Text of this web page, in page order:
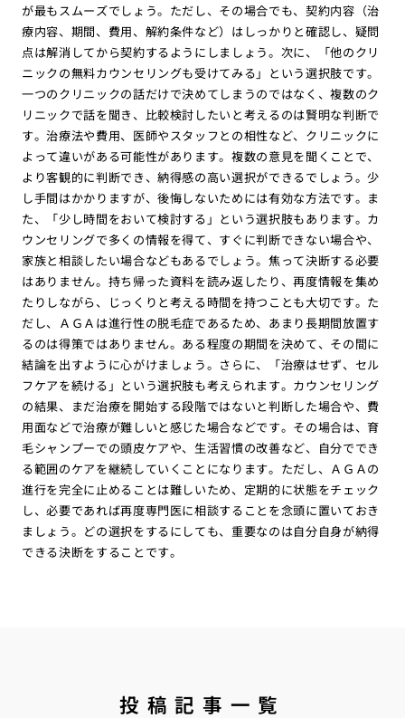
が最もスムーズでしょう。ただし、その場合でも、契約内容（治
療内容、期間、費用、解約条件など）はしっかりと確認し、疑問
点は解消してから契約するようにしましょう。次に、「他のクリ
ニックの無料カウンセリングも受けてみる」という選択肢です。
一つのクリニックの話だけで決めてしまうのではなく、複数のク
リニックで話を聞き、比較検討したいと考えるのは賢明な判断で
す。治療法や費用、医師やスタッフとの相性など、クリニックに
よって違いがある可能性があります。複数の意見を聞くことで、
より客観的に判断でき、納得感の高い選択ができるでしょう。少
し手間はかかりますが、後悔しないためには有効な方法です。ま
た、「少し時間をおいて検討する」という選択肢もあります。カ
ウンセリングで多くの情報を得て、すぐに判断できない場合や、
家族と相談したい場合などもあるでしょう。焦って決断する必要
はありません。持ち帰った資料を読み返したり、再度情報を集め
たりしながら、じっくりと考える時間を持つことも大切です。た
だし、ＡＧＡは進行性の脱毛症であるため、あまり長期間放置す
るのは得策ではありません。ある程度の期間を決めて、その間に
結論を出すように心がけましょう。さらに、「治療はせず、セル
フケアを続ける」という選択肢も考えられます。カウンセリング
の結果、まだ治療を開始する段階ではないと判断した場合や、費
用面などで治療が難しいと感じた場合などです。その場合は、育
毛シャンプーでの頭皮ケアや、生活習慣の改善など、自分ででき
る範囲のケアを継続していくことになります。ただし、ＡＧＡの
進行を完全に止めることは難しいため、定期的に状態をチェック
し、必要であれば再度専門医に相談することを念頭に置いておき
ましょう。どの選択をするにしても、重要なのは自分自身が納得
できる決断をすることです。
投稿記事一覧